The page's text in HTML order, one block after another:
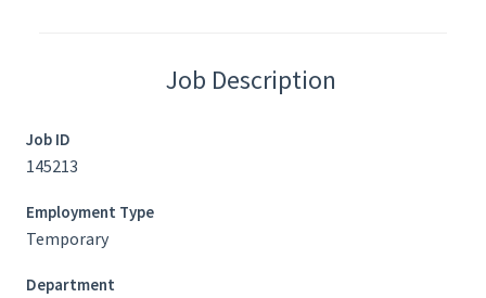
Job Description
Job ID
145213
Employment Type
Temporary
Department